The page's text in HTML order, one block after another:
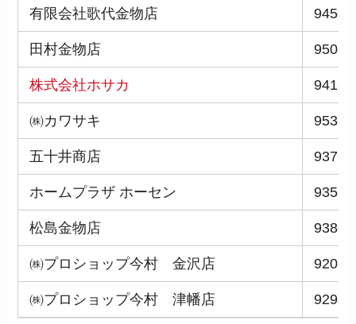
有限会社歌代金物店 945-
田村金物店 950-
株式会社ホサカ 941-
㈱カワサキ 953-
五十井商店 937-
ホームプラザ ホーセン 935-
松島金物店 938-
㈱プロショップ今村 金沢店 920-
㈱プロショップ今村 津幡店 929-